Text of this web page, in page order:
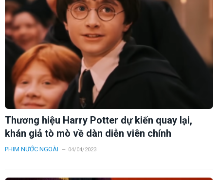
Thương hiệu Harry Potter dự kiến quay lại,
khán giả tò mò về dàn diễn viên chính
PHIM NƯỚC NGOÀI 04/04/2023